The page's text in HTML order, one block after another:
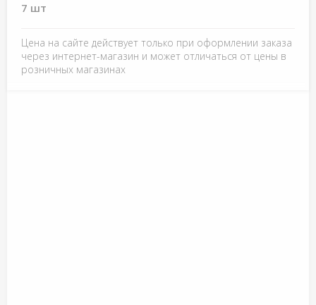
7 шт
Цена на сайте действует только при оформлении заказа
через интернет-магазин и может отличаться от цены в
розничных магазинах